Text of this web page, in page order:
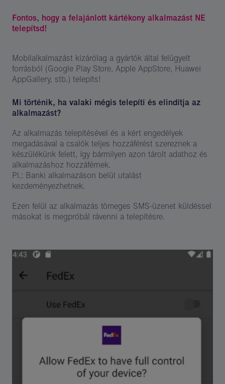
Fontos, hogy a felajánlott kártékony alkalmazást NE
telepítsd!
Mobilalkalmazást kizárólag a gyártók által felügyelt
forrásból (Google Play Store, Apple AppStore, Huawei
AppGallery, stb.) telepíts!
Mi történik, ha valaki mégis telepíti és elindítja az
alkalmazást?
Az alkalmazás telepítésével és a kért engedélyek
megadásával a csalók teljes hozzáférést szereznek a
készülékünk felett, így bármilyen azon tárolt adathoz és
alkalmazáshoz hozzáférnek.
Pl.: Banki alkalmazáson belül utalást
kezdeményezhetnek.
Ezen felül az alkalmazás tömeges SMS-üzenet küldéssel
másokat is megpróbál rávenni a telepítésre.